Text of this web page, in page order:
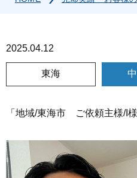
2025.04.12
東海
「地域/東海市 ご依頼主様/I